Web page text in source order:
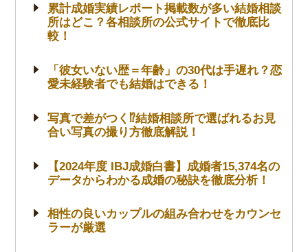
累計成婚実績レポート掲載数が多い結婚相談
所はどこ？各相談所の公式サイトで徹底比
較！
「彼女いない歴＝年齢」の30代は手遅れ？恋
愛未経験者でも結婚はできる！
写真で差がつく⁉結婚相談所で選ばれるお見
合い写真の撮り方徹底解説！
【2024年度 IBJ成婚白書】成婚者15,374名の
データからわかる成婚の秘訣を徹底分析！
相性の良いカップルの組み合わせをカウンセ
ラーが厳選